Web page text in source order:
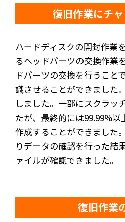
復旧作業にチ
ハードディスクの開封作業
るヘッドパーツの交換作業
ドパーツの交換を行うこと
識させることができました
しました。一部にスクラッ
たが、最終的には99.99%以
作成することができました
りデータの確認を行った結
ァイルが確認できました。
復旧作業